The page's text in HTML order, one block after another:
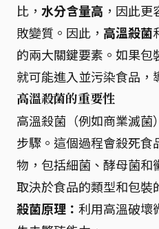
比， 水分含量高 ，因此
敗變質。因此， 高溫殺菌
的兩大關鍵要素。如果
就可能進入並污染食品，
高溫殺菌的重要性
高溫殺菌（例如商業滅
步驟。這個過程會殺死
物，包括細菌、酵母菌和
取決於食品的類型和包裝
殺菌原理： 利用高溫破壞